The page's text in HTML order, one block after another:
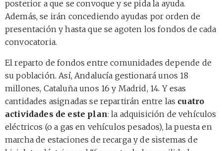
posterior a que se convoque y se pida la ayuda.
Además, se irán concediendo ayudas por orden de
presentación y hasta que se agoten los fondos de cada
convocatoria.
El reparto de fondos entre comunidades depende de
su población. Así, Andalucía gestionará unos 18
millones, Cataluña unos 16 y Madrid, 14. Y esas
cantidades asignadas se repartirán entre las cuatro
actividades de este plan: la adquisición de vehículos
eléctricos (o a gas en vehículos pesados), la puesta en
marcha de estaciones de recarga y de sistemas de